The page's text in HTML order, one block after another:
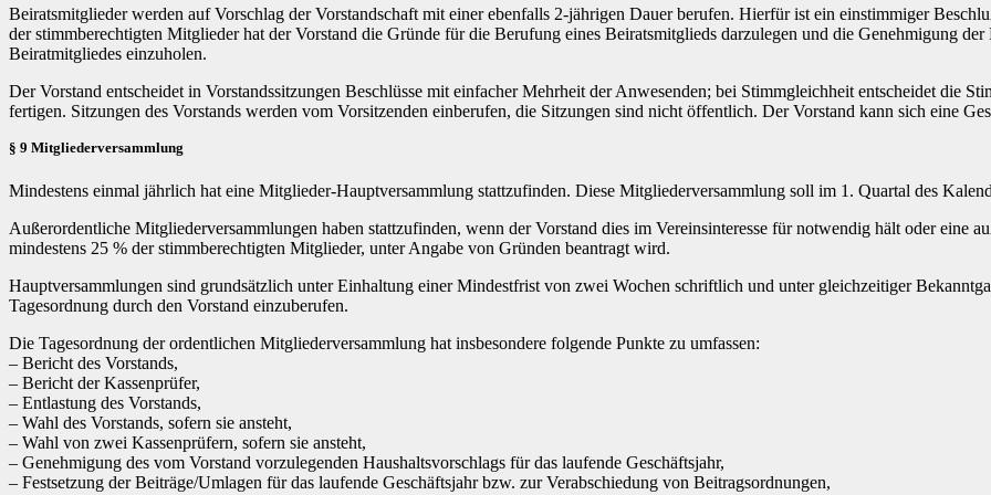
Beiratsmitglieder werden auf Vorschlag der Vorstandschaft mit einer ebenfalls 2-jährigen Dauer berufen. Hierfür ist ein einstimmiger
der stimmberechtigten Mitglieder hat der Vorstand die Gründe für die Berufung eines Beiratsmitglieds darzulegen und die Genehmigung
Beiratmitgliedes einzuholen.
Der Vorstand entscheidet in Vorstandssitzungen Beschlüsse mit einfacher Mehrheit der Anwesenden; bei Stimmgleichheit entscheidet die
fertigen. Sitzungen des Vorstands werden vom Vorsitzenden einberufen, die Sitzungen sind nicht öffentlich. Der Vorstand kann sich eine
§ 9 Mitgliederversammlung
Mindestens einmal jährlich hat eine Mitglieder-Hauptversammlung stattzufinden. Diese Mitgliederversammlung soll im 1. Quartal des
Außerordentliche Mitgliederversammlungen haben stattzufinden, wenn der Vorstand dies im Vereinsinteresse für notwendig hält oder eine
mindestens 25 % der stimmberechtigten Mitglieder, unter Angabe von Gründen beantragt wird.
Hauptversammlungen sind grundsätzlich unter Einhaltung einer Mindestfrist von zwei Wochen schriftlich und unter gleichzeitiger
Tagesordnung durch den Vorstand einzuberufen.
Die Tagesordnung der ordentlichen Mitgliederversammlung hat insbesondere folgende Punkte zu umfassen:
– Bericht des Vorstands,
– Bericht der Kassenprüfer,
– Entlastung des Vorstands,
– Wahl des Vorstands, sofern sie ansteht,
– Wahl von zwei Kassenprüfern, sofern sie ansteht,
– Genehmigung des vom Vorstand vorzulegenden Haushaltsvorschlags für das laufende Geschäftsjahr,
– Festsetzung der Beiträge/Umlagen für das laufende Geschäftsjahr bzw. zur Verabschiedung von Beitragsordnungen,